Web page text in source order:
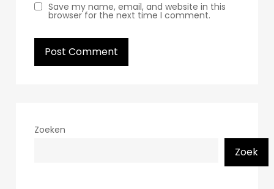
Save my name, email, and website in this
browser for the next time I comment.
Zoeken
Zoek